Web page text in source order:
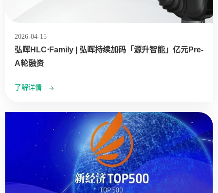
2026-04-15
弘晖HLC⋅Family | 弘晖持续加码「源升智能」亿元Pre-
A轮融资
了解详情